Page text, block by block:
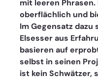
mit leeren
oberflächlich und
Im Gegensatz
Elsesser aus
basieren auf
selbst in seinen
ist kein Schwätzer,